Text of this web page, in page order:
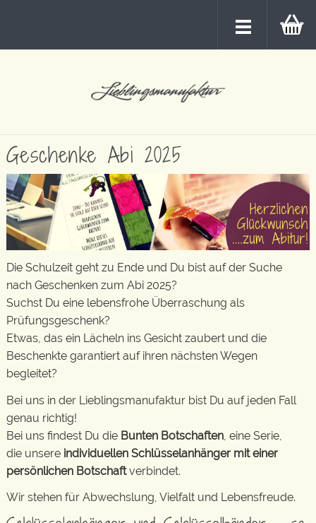
Geschenke Abi 2025
Die Schulzeit geht zu Ende und Du bist auf der Suche
nach Geschenken zum Abi 2025?
Suchst Du eine lebensfrohe Überraschung als
Prüfungsgeschenk?
Etwas, das ein Lächeln ins Gesicht zaubert und die
Beschenkte garantiert auf ihren nächsten Wegen
begleitet?
Bei uns in der Lieblingsmanufaktur bist Du auf jeden Fall
genau richtig!
Bei uns findest Du die Bunten Botschaften , eine Serie,
die unsere individuellen Schlüsselanhänger mit einer
persönlichen Botschaftverbindet.
Wir stehen für Abwechslung, Vielfalt und Lebensfreude.